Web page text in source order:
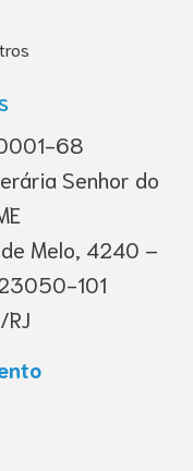
68
Senhor do
Melo, 4240 –
101